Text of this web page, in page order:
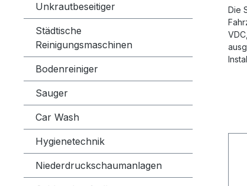
Unkrautbeseitiger
Städtische
Reinigungsmaschinen
Bodenreiniger
Sauger
Car Wash
Hygienetechnik
Niederdruckschaumanlagen
Die